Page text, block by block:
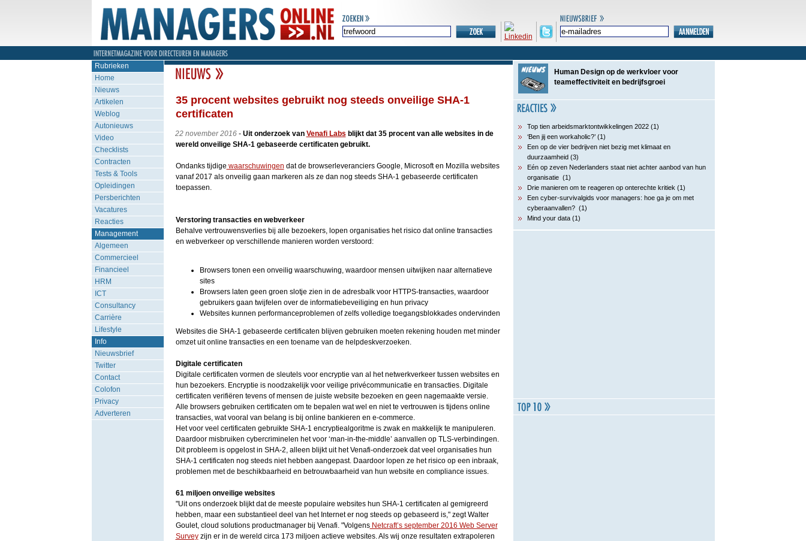
Rubrieken
Home
Nieuws
Artikelen
Weblog
Autonieuws
Video
Checklists
Contracten
Tests & Tools
Opleidingen
Persberichten
Vacatures
Reacties
Management
Algemeen
Commercieel
Financieel
HRM
ICT
Consultancy
Carrière
Lifestyle
Info
Nieuwsbrief
Twitter
Contact
Colofon
Privacy
Adverteren
35 procent websites gebruikt nog steeds onveilige SHA-1
certificaten
22 november 2016- Uit onderzoek van Venafi Labs blijkt dat 35 procent van alle websites in de
wereld onveilige SHA-1 gebaseerde certificaten gebruikt.
Ondanks tijdige waarschuwingen dat de browserleveranciers Google, Microsoft en Mozilla websites
vanaf 2017 als onveilig gaan markeren als ze dan nog steeds SHA-1 gebaseerde certificaten
toepassen.
Verstoring transacties en webverkeer
Behalve vertrouwensverlies bij alle bezoekers, lopen organisaties het risico dat online transacties
en webverkeer op verschillende manieren worden verstoord:
Browsers tonen een onveilig waarschuwing, waardoor mensen uitwijken naar alternatieve
sites
Browsers laten geen groen slotje zien in de adresbalk voor HTTPS-transacties, waardoor
gebruikers gaan twijfelen over de informatiebeveiliging en hun privacy
Websites kunnen performanceproblemen of zelfs volledige toegangsblokkades ondervinden
Websites die SHA-1 gebaseerde certificaten blijven gebruiken moeten rekening houden met minder
omzet uit online transacties en een toename van de helpdeskverzoeken.
Digitale certificaten
Digitale certificaten vormen de sleutels voor encryptie van al het netwerkverkeer tussen websites en
hun bezoekers. Encryptie is noodzakelijk voor veilige privécommunicatie en transacties. Digitale
certificaten verifiëren tevens of mensen de juiste website bezoeken en geen nagemaakte versie.
Alle browsers gebruiken certificaten om te bepalen wat wel en niet te vertrouwen is tijdens online
transacties, wat vooral van belang is bij online bankieren en e-commerce.
Het voor veel certificaten gebruikte SHA-1 encryptiealgoritme is zwak en makkelijk te manipuleren.
Daardoor misbruiken cybercriminelen het voor ‘man-in-the-middle’ aanvallen op TLS-verbindingen.
Dit probleem is opgelost in SHA-2, alleen blijkt uit het Venafi-onderzoek dat veel organisaties hun
SHA-1 certificaten nog steeds niet hebben aangepast. Daardoor lopen ze het risico op een inbraak,
problemen met de beschikbaarheid en betrouwbaarheid van hun website en compliance issues.
61 miljoen onveilige websites
"Uit ons onderzoek blijkt dat de meeste populaire websites hun SHA-1 certificaten al gemigreerd
hebben, maar een substantieel deel van het Internet er nog steeds op gebaseerd is," zegt Walter
Goulet, cloud solutions productmanager bij Venafi. "VolgensNetcraft’s september 2016 Web Server
Surveyzijn er in de wereld circa 173 miljoen actieve websites. Als wij onze resultaten extrapoleren
Human Design op de werkvloer voor
teameffectiviteit en bedrijfsgroei
Top tien arbeidsmarktontwikkelingen 2022 (1)
‘Ben jij een workaholic?’ (1)
Een op de vier bedrijven niet bezig met klimaat en
duurzaamheid (3)
Eén op zeven Nederlanders staat niet achter aanbod van hun
organisatie (1)
Drie manieren om te reageren op onterechte kritiek (1)
Een cyber-survivalgids voor managers: hoe ga je om met
cyberaanvallen? (1)
Mind your data (1)